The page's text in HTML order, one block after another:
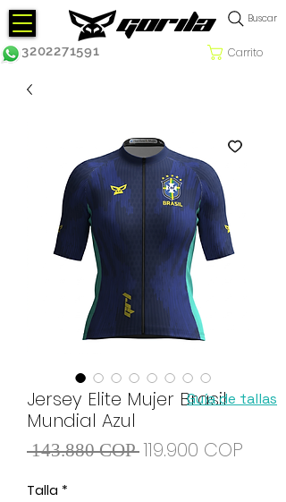
Carrito
3202271591
Buscar
Jersey Elite Mujer Brasil
Mundial Azul
143.880 COP Precio
119.900 COP
Talla *
Guía de tallas